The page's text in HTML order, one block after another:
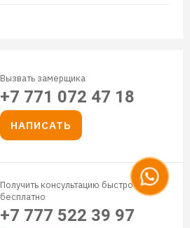
Вызвать замерщика
+7 771 072 47 18
НАПИСАТЬ
Получить консультацию быстро и
бесплатно
+7 777 522 39 97